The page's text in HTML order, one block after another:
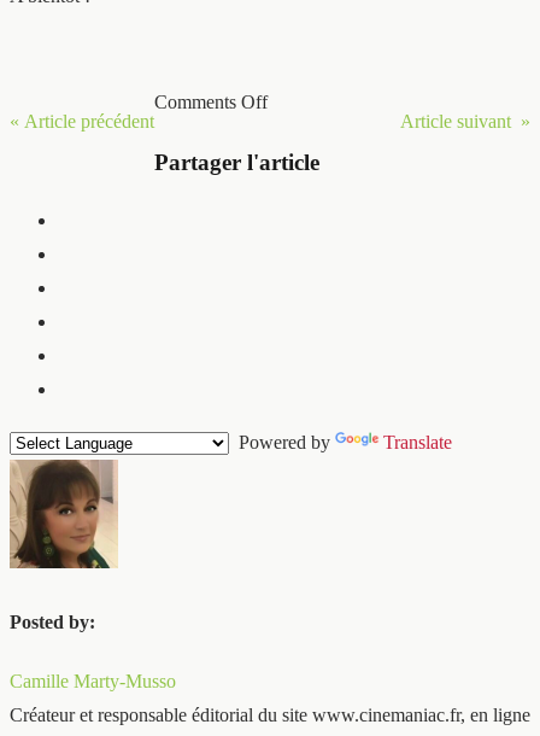
« Article précédent Article suivant »
Comments Off
Partager l'article
Powered by Translate
Posted by:
Camille Marty-Musso
Créateur et responsable éditorial du site www.cinemaniac.fr, en ligne